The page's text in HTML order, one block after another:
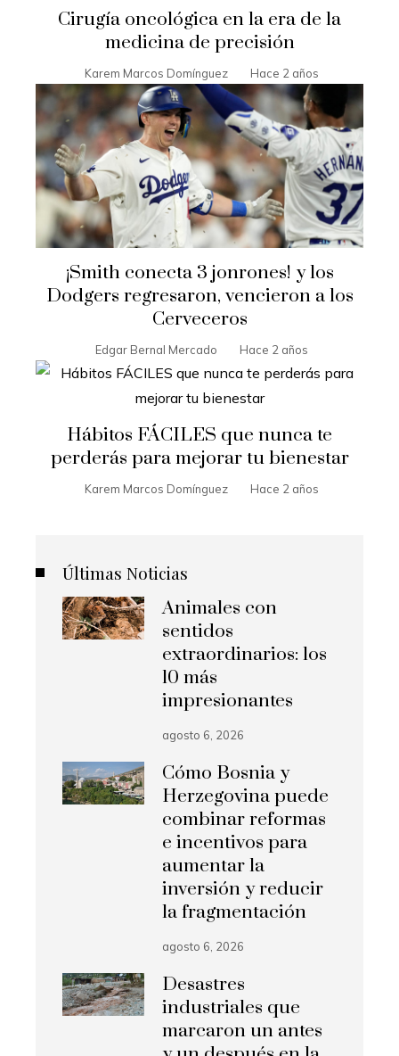
Cirugía oncológica en la era de la
medicina de precisión
Karem Marcos Domínguez Hace 2 años
¡Smith conecta 3 jonrones! y los
Dodgers regresaron, vencieron a los
Cerveceros
Edgar Bernal Mercado Hace 2 años
Hábitos FÁCILES que nunca te
perderás para mejorar tu bienestar
Karem Marcos Domínguez Hace 2 años
Últimas Noticias
Animales con
sentidos
extraordinarios: los
10 más
impresionantes
agosto 6, 2026
Cómo Bosnia y
Herzegovina puede
combinar reformas
e incentivos para
aumentar la
inversión y reducir
la fragmentación
agosto 6, 2026
Desastres
industriales que
marcaron un antes